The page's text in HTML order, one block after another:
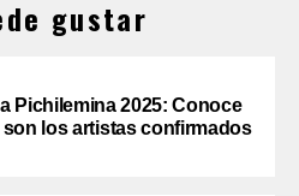
gustar
Pichilemina 2025: Conoce
los artistas confirmados